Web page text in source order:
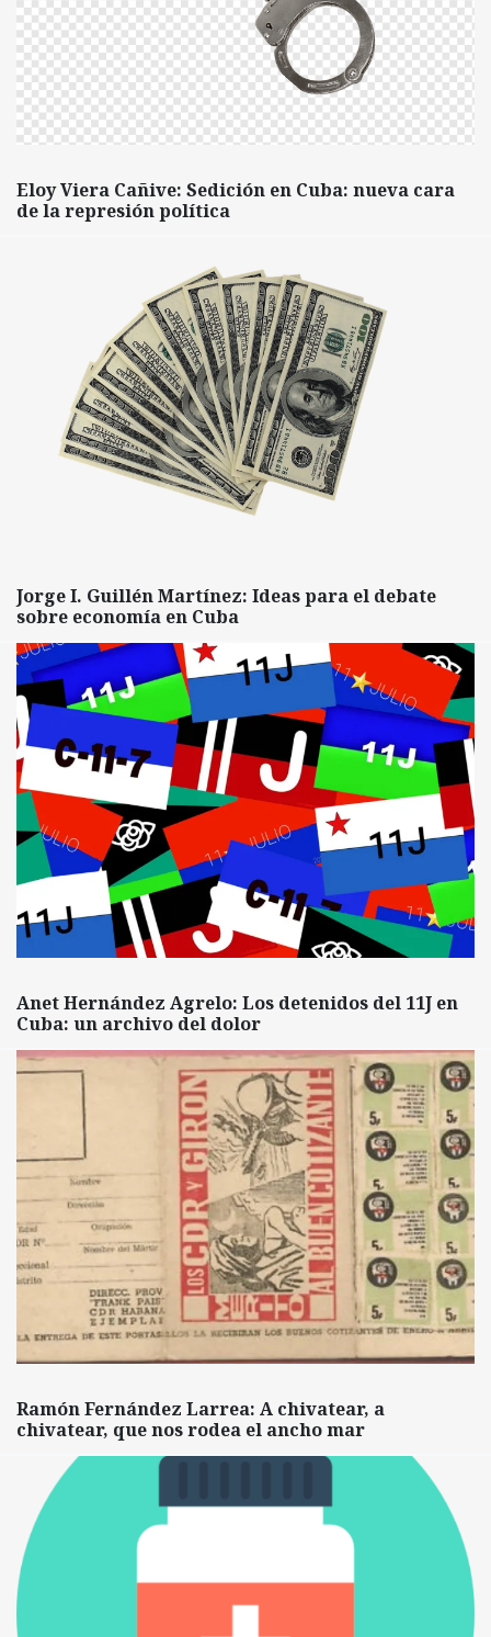
Eloy Viera Cañive: Sedición en Cuba: nueva cara
de la represión política
Jorge I. Guillén Martínez: Ideas para el debate
sobre economía en Cuba
Anet Hernández Agrelo: Los detenidos del 11J en
Cuba: un archivo del dolor
Ramón Fernández Larrea: A chivatear, a
chivatear, que nos rodea el ancho mar